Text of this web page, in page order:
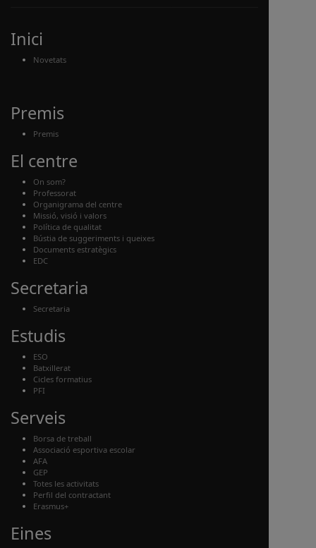
Inici
Novetats
Premis
Premis
El centre
On som?
Professorat
Organigrama del centre
Missió, visió i valors
Política de qualitat
Bústia de suggeriments i queixes
Documents estratègics
EDC
Secretaria
Secretaria
Estudis
ESO
Batxillerat
Cicles formatius
PFI
Serveis
Borsa de treball
Associació esportiva escolar
AFA
GEP
Totes les activitats
Perfil del contractant
Erasmus+
Eines